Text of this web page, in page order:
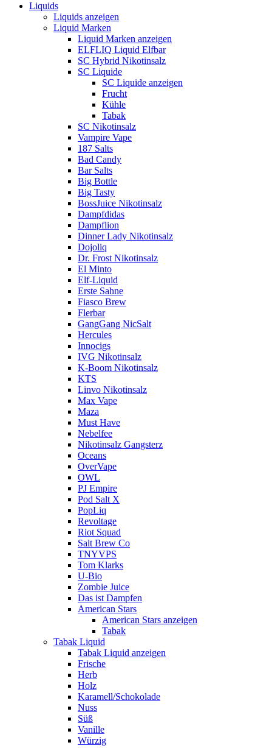
Liquids
Liquids anzeigen
Liquid Marken
Liquid Marken anzeigen
ELFLIQ Liquid Elfbar
SC Hybrid Nikotinsalz
SC Liquide
SC Liquide anzeigen
Frucht
Kühle
Tabak
SC Nikotinsalz
Vampire Vape
187 Salts
Bad Candy
Bar Salts
Big Bottle
Big Tasty
BossJuice Nikotinsalz
Dampfdidas
Dampflion
Dinner Lady Nikotinsalz
Dojoliq
Dr. Frost Nikotinsalz
El Minto
Elf-Liquid
Erste Sahne
Fiasco Brew
Flerbar
GangGang NicSalt
Hercules
Innocigs
IVG Nikotinsalz
K-Boom Nikotinsalz
KTS
Linvo Nikotinsalz
Max Vape
Maza
Must Have
Nebelfee
Nikotinsalz Gangsterz
Oceans
OverVape
OWL
PJ Empire
Pod Salt X
PopLiq
Revoltage
Riot Squad
Salt Brew Co
TNYVPS
Tom Klarks
U-Bio
Zombie Juice
Das ist Dampfen
American Stars
American Stars anzeigen
Tabak
Tabak Liquid
Tabak Liquid anzeigen
Frische
Herb
Holz
Karamell/Schokolade
Nuss
Süß
Vanille
Würzig